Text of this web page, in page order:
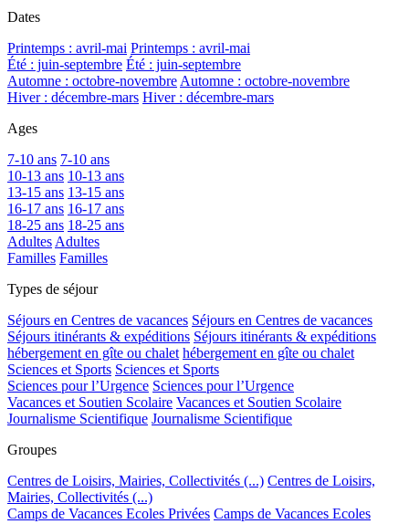
Dates
Printemps : avril-mai Printemps : avril-mai
Été : juin-septembre Été : juin-septembre
Automne : octobre-novembre Automne : octobre-novembre
Hiver : décembre-mars Hiver : décembre-mars
Ages
7-10 ans 7-10 ans
10-13 ans 10-13 ans
13-15 ans 13-15 ans
16-17 ans 16-17 ans
18-25 ans 18-25 ans
Adultes Adultes
Familles Familles
Types de séjour
Séjours en Centres de vacances Séjours en Centres de vacances
Séjours itinérants & expéditions Séjours itinérants & expéditions
hébergement en gîte ou chalet hébergement en gîte ou chalet
Sciences et Sports Sciences et Sports
Sciences pour l’Urgence Sciences pour l’Urgence
Vacances et Soutien Scolaire Vacances et Soutien Scolaire
Journalisme Scientifique Journalisme Scientifique
Groupes
Centres de Loisirs, Mairies, Collectivités (...) Centres de Loisirs,
Mairies, Collectivités (...)
Camps de Vacances Ecoles Privées Camps de Vacances Ecoles